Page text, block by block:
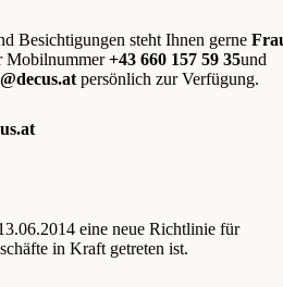
Besichtigungen steht Ihnen gerne
Mobilnummer+43 660 157 59 35und
persönlich zur Verfügung.
eine neue Richtlinie für
in Kraft getreten ist.